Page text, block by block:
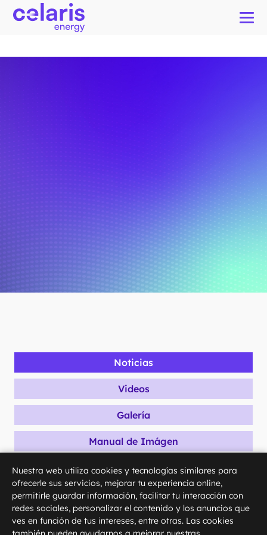
Noticias
Videos
Galería
Manual de Imágen
Nuestra web utiliza cookies y tecnologías similares para
ofrecerle sus servicios, mejorar tu experiencia online,
permitirle guardar información, facilitar tu interacción con
redes sociales, personalizar el contenido y los anuncios que
ves en función de tus intereses, entre otras. Las cookies